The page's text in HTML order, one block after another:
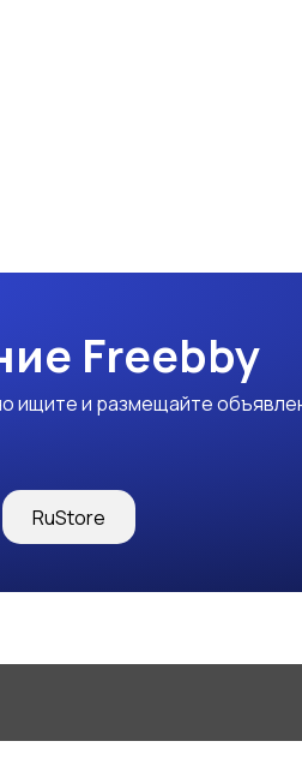
Freebby
ищите и размещайте
RuStore